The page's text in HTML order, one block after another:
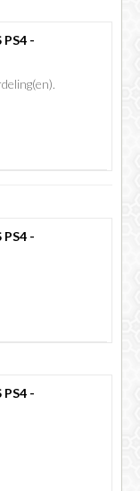
PS4 -
PS4 -
PS4 -